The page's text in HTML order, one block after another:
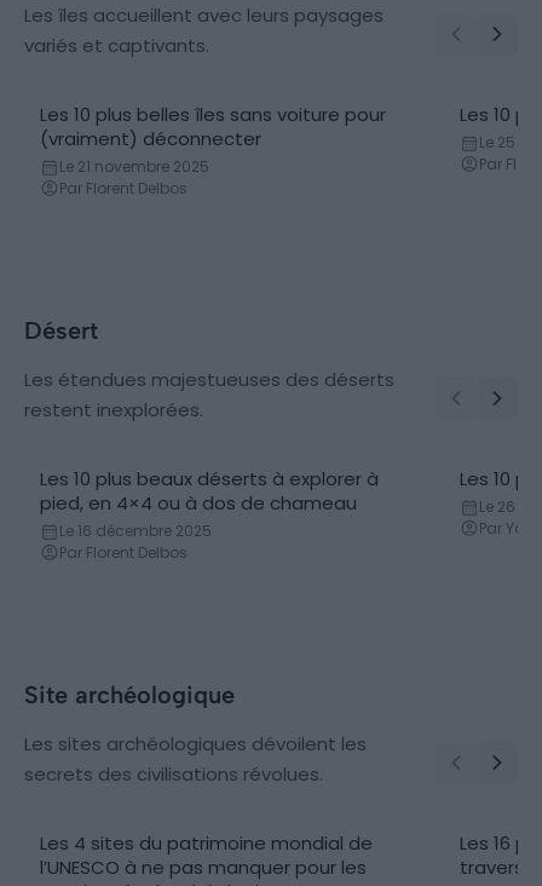
Les îles accueillent avec leurs paysages
variés et captivants.
Les 10 plus belles îles sans voiture pour
(vraiment) déconnecter
Le 21 novembre 2025
Par Florent Delbos
Les 10
Le 25
Par
Désert
Les étendues majestueuses des déserts
restent inexplorées.
Les 10 plus beaux déserts à explorer à
pied, en 4×4 ou à dos de chameau
Le 16 décembre 2025
Par Florent Delbos
Les 10
Le 26
Par
Site archéologique
Les sites archéologiques dévoilent les
secrets des civilisations révolues.
Les 4 sites du patrimoine mondial de
l’UNESCO à ne pas manquer pour les
Les 16
travers